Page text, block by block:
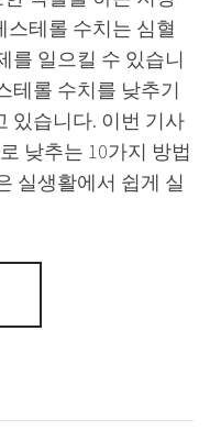
스테롤 수치는 심혈
를 일으킬 수 있습니
테롤 수치를 낮추기
있습니다. 이번 기사
낮추는 10가지 방법
실생활에서 쉽게 실